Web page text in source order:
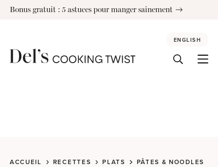
SkipBonus gratuit : 5 astuces pour manger sainement
ENGLISH
ACCUEIL RECETTES PLATS
PÂTES & NOODLES